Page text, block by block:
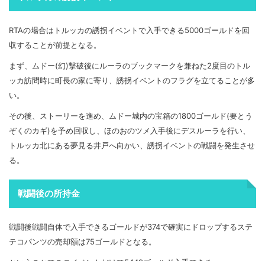
RTAの場合はトルッカの誘拐イベントで入手できる5000ゴールドを回
収することが前提となる。
まず、ムドー(幻)撃破後にルーラのブックマークを兼ねた2度目のトル
ッカ訪問時に町長の家に寄り、誘拐イベントのフラグを立てることが多
い。
その後、ストーリーを進め、ムドー城内の宝箱の1800ゴールド(要とう
ぞくのカギ)を予め回収し、ほのおのツメ入手後にデスルーラを行い、
トルッカ北にある夢見る井戸へ向かい、誘拐イベントの戦闘を発生させ
る。
戦闘後の所持金
戦闘後戦闘自体で入手できるゴールドが374で確実にドロップするステ
テコパンツの売却額は75ゴールドとなる。